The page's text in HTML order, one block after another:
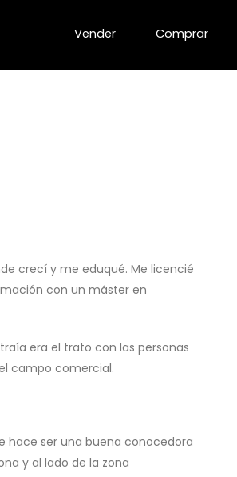
Vender Comprar
crecí y me eduqué. Me licencié
con un máster en
era el trato con las personas
campo comercial.
hace ser una buena conocedora
y al lado de la zona